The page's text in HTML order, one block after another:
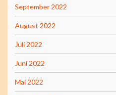
September 2022
August 2022
Juli 2022
Juni 2022
Mai 2022